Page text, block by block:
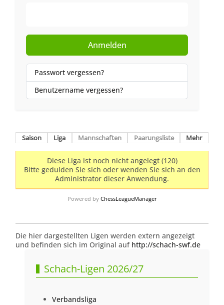
Anmelden
Passwort vergessen?
Benutzername vergessen?
Saison Liga Mannschaften Paarungsliste Mehr
Diese Liga ist noch nicht angelegt (120)
Bitte gedulden Sie sich oder wenden Sie sich an den
Administrator dieser Anwendung.
Powered by ChessLeagueManager
Die hier dargestellten Ligen werden extern angezeigt
und befinden sich im Original auf http://schach-swf.de
Schach-Ligen 2026/27
Verbandsliga